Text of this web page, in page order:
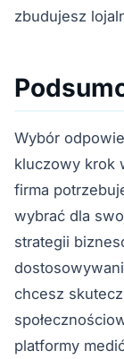
zbudujesz
Wybór
kluczowy krok
firma
wybrać dla
strategii
chcesz
platformy